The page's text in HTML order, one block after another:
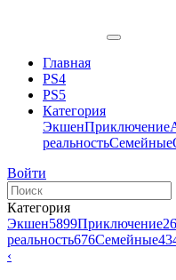
Главная
PS4
PS5
Категория
ЭкшенПриключение
реальностьСемейные
Войти
Категория
Экшен5899Приключение
реальность676Семейные
‹